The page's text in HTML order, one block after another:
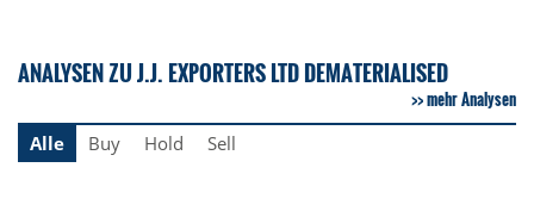
ANALYSEN ZU J.J. EXPORTERS LTD DEMATERIALISED
mehr Analysen
Alle
Buy Hold Sell